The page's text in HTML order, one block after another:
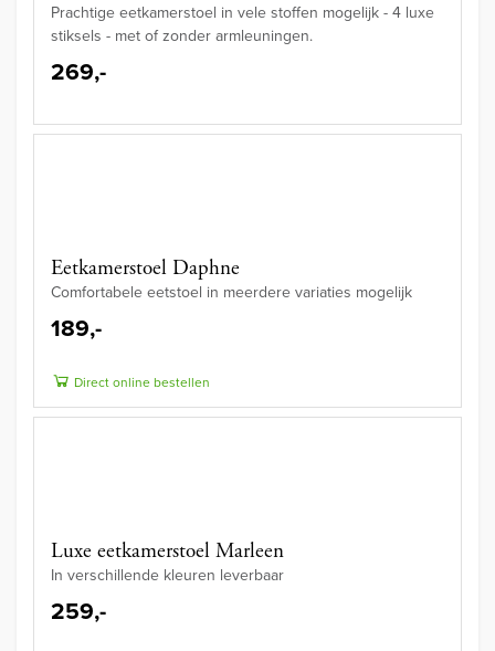
Prachtige eetkamerstoel in vele stoffen mogelijk - 4 luxe
stiksels - met of zonder armleuningen.
269,-
Eetkamerstoel Daphne
Comfortabele eetstoel in meerdere variaties mogelijk
189,-
Direct online bestellen
Luxe eetkamerstoel Marleen
In verschillende kleuren leverbaar
259,-